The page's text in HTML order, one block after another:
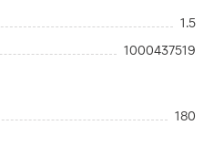
1.5
1000437519
180